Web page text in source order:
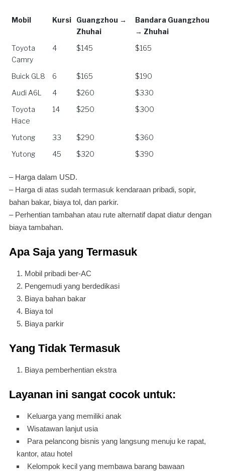
Mobil Kursi
Guangzhou →
Zhuhai
Bandara Guangzhou
→ Zhuhai
Mobil
Kursi
Guangzhou →
Bandara Guangzhou
Toyota
Camry
4 $145 $165
Buick GL8 6 $165
$190
Audi A6L
4 $260
$330
Toyota
Hiace
14 $250 $300
Yutong 33 $290
$360
Yutong
45 $320 $390
– Harga dalam USD.
– Harga di atas sudah termasuk kendaraan pribadi, sopir,
bahan bakar, biaya tol, dan parkir.
– Perhentian tambahan atau rute alternatif dapat diatur dengan
biaya tambahan.
Apa Saja yang Termasuk
Mobil pribadi ber-AC
Pengemudi yang berdedikasi
Biaya bahan bakar
Biaya tol
Biaya parkir
Yang Tidak Termasuk
Biaya pemberhentian ekstra
Layanan ini sangat cocok untuk:
Keluarga yang memiliki anak
Wisatawan lanjut usia
Para pelancong bisnis yang langsung menuju ke rapat,
kantor, atau hotel
Kelompok kecil yang membawa barang bawaan